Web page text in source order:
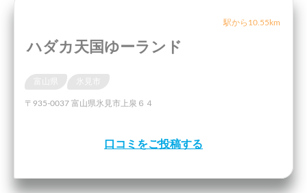
駅から10.55km
ハダカ天国ゆーランド
〒935-0037 富山県氷見市上泉６４
口コミをご投稿する